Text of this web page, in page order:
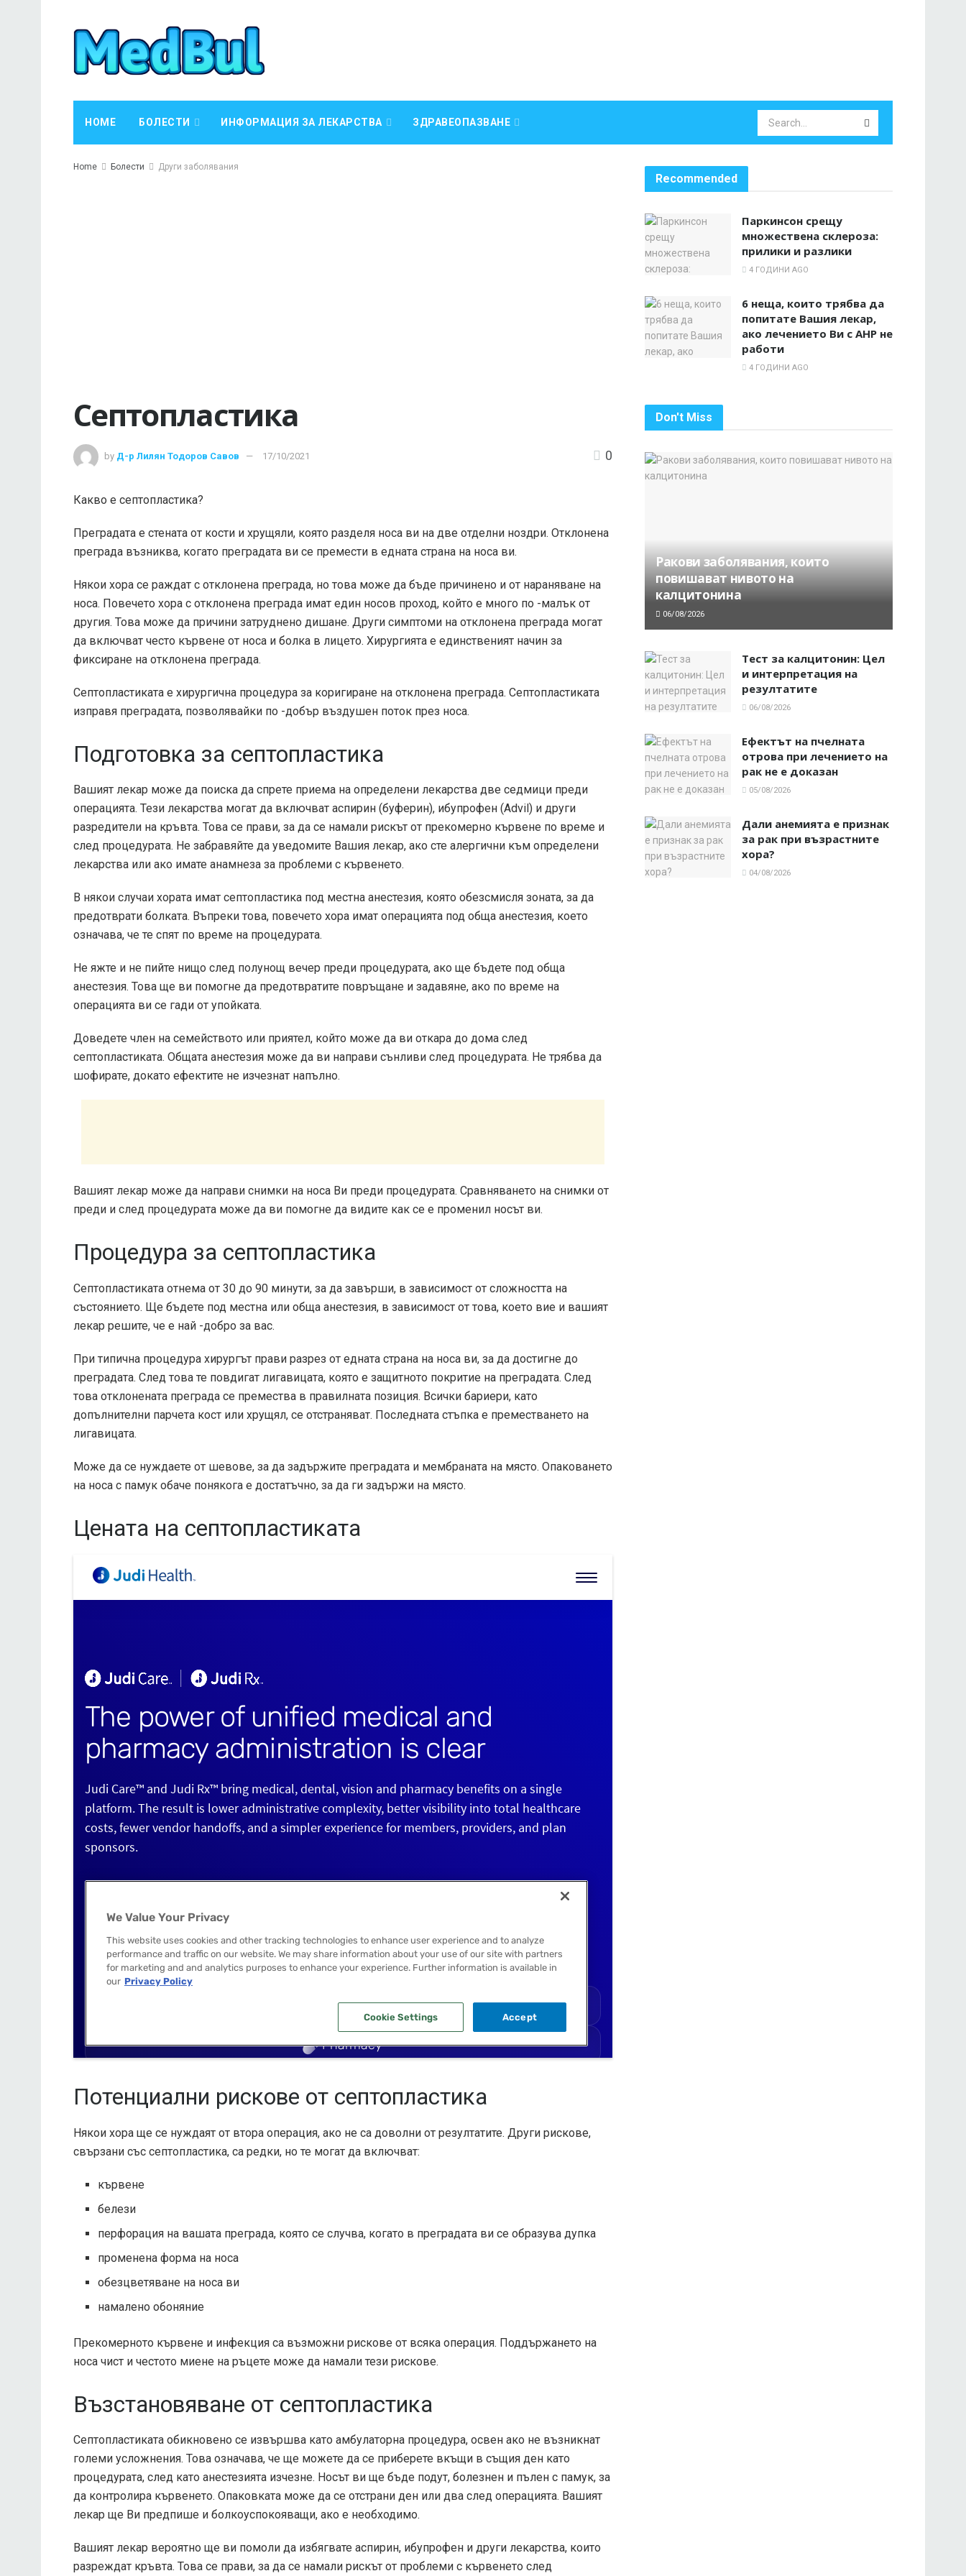
HOME БОЛЕСТИ ИНФОРМАЦИЯ ЗА ЛЕКАРСТВА ЗДРАВЕОПАЗВАНЕ
Home Болести Други заболявания
Септопластика
by Д-р Лилян Тодоров Савов 17/10/2021 0
Какво е септопластика?
Преградата е стената от кости и хрущяли, която разделя носа ви на две отделни ноздри. Отклонена
преграда възниква, когато преградата ви се премести в едната страна на носа ви.
Някои хора се раждат с отклонена преграда, но това може да бъде причинено и от нараняване на
носа. Повечето хора с отклонена преграда имат един носов проход, който е много по -малък от
другия. Това може да причини затруднено дишане. Други симптоми на отклонена преграда могат
да включват често кървене от носа и болка в лицето. Хирургията е единственият начин за
фиксиране на отклонена преграда.
Септопластиката е хирургична процедура за коригиране на отклонена преграда. Септопластиката
изправя преградата, позволявайки по -добър въздушен поток през носа.
Подготовка за септопластика
Вашият лекар може да поиска да спрете приема на определени лекарства две седмици преди
операцията. Тези лекарства могат да включват аспирин (буферин), ибупрофен (Advil) и други
разредители на кръвта. Това се прави, за да се намали рискът от прекомерно кървене по време и
след процедурата. Не забравяйте да уведомите Вашия лекар, ако сте алергични към определени
лекарства или ако имате анамнеза за проблеми с кървенето.
В някои случаи хората имат септопластика под местна анестезия, която обезсмисля зоната, за да
предотврати болката. Въпреки това, повечето хора имат операцията под обща анестезия, което
означава, че те спят по време на процедурата.
Не яжте и не пийте нищо след полунощ вечер преди процедурата, ако ще бъдете под обща
анестезия. Това ще ви помогне да предотвратите повръщане и задавяне, ако по време на
операцията ви се гади от упойката.
Доведете член на семейството или приятел, който може да ви откара до дома след
септопластиката. Общата анестезия може да ви направи сънливи след процедурата. Не трябва да
шофирате, докато ефектите не изчезнат напълно.
Вашият лекар може да направи снимки на носа Ви преди процедурата. Сравняването на снимки от
преди и след процедурата може да ви помогне да видите как се е променил носът ви.
Процедура за септопластика
Септопластиката отнема от 30 до 90 минути, за да завърши, в зависимост от сложността на
състоянието. Ще бъдете под местна или обща анестезия, в зависимост от това, което вие и вашият
лекар решите, че е най -добро за вас.
При типична процедура хирургът прави разрез от едната страна на носа ви, за да достигне до
преградата. След това те повдигат лигавицата, която е защитното покритие на преградата. След
това отклонената преграда се премества в правилната позиция. Всички бариери, като
допълнителни парчета кост или хрущял, се отстраняват. Последната стъпка е преместването на
лигавицата.
Може да се нуждаете от шевове, за да задържите преградата и мембраната на място. Опаковането
на носа с памук обаче понякога е достатъчно, за да ги задържи на място.
Цената на септопластиката
Потенциални рискове от септопластика
Някои хора ще се нуждаят от втора операция, ако не са доволни от резултатите. Други рискове,
свързани със септопластика, са редки, но те могат да включват:
кървене
белези
перфорация на вашата преграда, която се случва, когато в преградата ви се образува дупка
променена форма на носа
обезцветяване на носа ви
намалено обоняние
Прекомерното кървене и инфекция са възможни рискове от всяка операция. Поддържането на
носа чист и честото миене на ръцете може да намали тези рискове.
Възстановяване от септопластика
Септопластиката обикновено се извършва като амбулаторна процедура, освен ако не възникнат
големи усложнения. Това означава, че ще можете да се приберете вкъщи в същия ден като
процедурата, след като анестезията изчезне. Носът ви ще бъде подут, болезнен и пълен с памук, за
да контролира кървенето. Опаковката може да се отстрани ден или два след операцията. Вашият
лекар ще Ви предпише и болкоуспокояващи, ако е необходимо.
Вашият лекар вероятно ще ви помоли да избягвате аспирин, ибупрофен и други лекарства, които
разреждат кръвта. Това се прави, за да се намали рискът от проблеми с кървенето след
Recommended
Паркинсон срещу
множествена склероза:
прилики и разлики
4 ГОДИНИ AGO
6 неща, които трябва да
попитате Вашия лекар,
ако лечението Ви с AHP не
работи
4 ГОДИНИ AGO
Don't Miss
Ракови заболявания, които
повишават нивото на
калцитонина
06/08/2026
Тест за калцитонин: Цел
и интерпретация на
резултатите
06/08/2026
Ефектът на пчелната
отрова при лечението на
рак не е доказан
05/08/2026
Дали анемията е признак
за рак при възрастните
хора?
04/08/2026